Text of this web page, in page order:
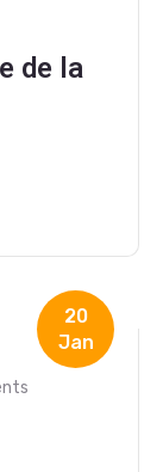
de la
20
Jan